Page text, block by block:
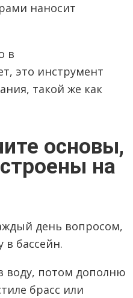
наносит
в
это инструмент
такой же как
основы,
на
день вопросом,
в бассейн.
воду, потом дополню
брасс или